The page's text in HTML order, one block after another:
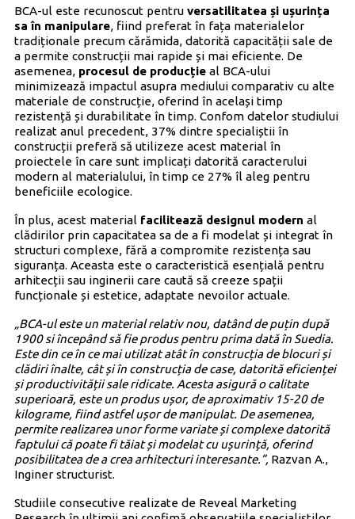
BCA-ul este recunoscut pentru versatilitatea și ușurința
sa în manipulare, fiind preferat în fața materialelor
tradiționale precum cărămida, datorită capacității sale de
a permite construcții mai rapide și mai eficiente. De
asemenea, procesul de producțieal BCA-ului
minimizează impactul asupra mediului comparativ cu alte
materiale de construcție, oferind în același timp
rezistență și durabilitate în timp. Confom datelor studiului
realizat anul precedent, 37% dintre specialiștii în
construcții preferă să utilizeze acest material în
proiectele în care sunt implicați datorită caracterului
modern al materialului, în timp ce 27% îl aleg pentru
beneficiile ecologice.
În plus, acest material facilitează designul modern al
clădirilor prin capacitatea sa de a fi modelat și integrat în
structuri complexe, fără a compromite rezistența sau
siguranța. Aceasta este o caracteristică esențială pentru
arhitecții sau inginerii care caută să creeze spații
funcționale și estetice, adaptate nevoilor actuale.
„BCA-ul este un material relativ nou, datând de puțin după
1900 si începând să fie produs pentru prima dată în Suedia.
Este din ce în ce mai utilizat atât în construcția de blocuri și
clădiri înalte, cât și în construcția de case, datorită eficienței
și productivității sale ridicate. Acesta asigură o calitate
superioară, este un produs ușor, de aproximativ 15-20 de
kilograme, fiind astfel ușor de manipulat. De asemenea,
permite realizarea unor forme variate și complexe datorită
faptului că poate fi tăiat și modelat cu ușurință, oferind
posibilitatea de a crea arhitecturi interesante.”, Razvan A.,
Inginer structurist.
Studiile consecutive realizate de Reveal Marketing